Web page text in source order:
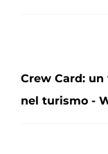
Crew Card:
nel turismo -